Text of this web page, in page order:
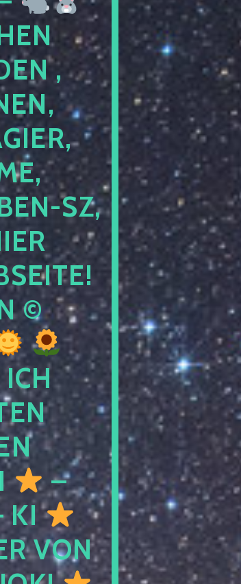
,
SZ,
©
ICH
–
KI
VON